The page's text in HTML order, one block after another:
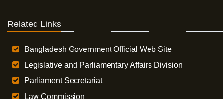
Related Links
Bangladesh Government Official Web Site
Legislative and Parliamentary Affairs Division
Parliament Secretariat
Law Commission